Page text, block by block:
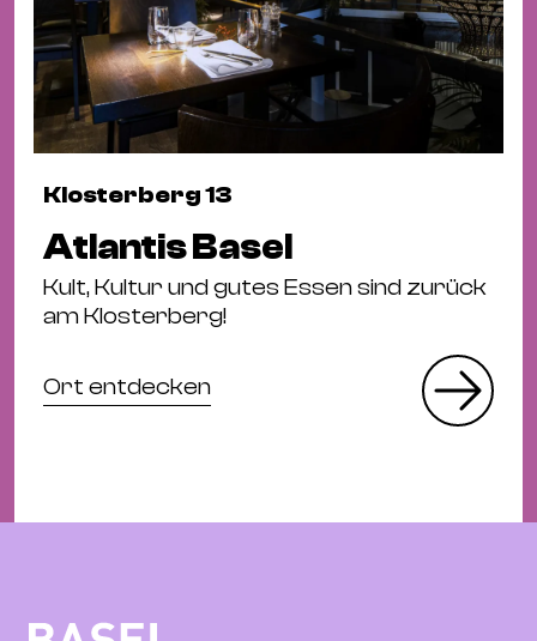
Klosterberg 13
Atlantis Basel
Kult, Kultur und gutes Essen sind zurück
am Klosterberg!
Ort entdecken